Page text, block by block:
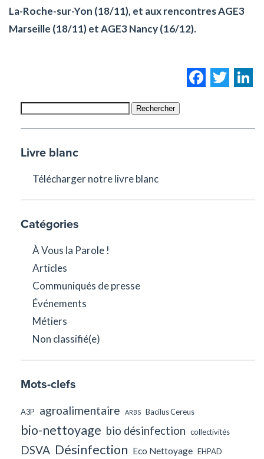
La-Roche-sur-Yon (18/11), et aux rencontres AGE3
Marseille (18/11) et AGE3 Nancy (16/12).
Rechercher
Livre blanc
Télécharger notre livre blanc
Catégories
À Vous la Parole !
Articles
Communiqués de presse
Événements
Métiers
Non classifié(e)
Mots-clefs
A3P agroalimentaire ARBS Bacilus Cereus
bio-nettoyage bio désinfection collectivités
DSVA Désinfection Eco Nettoyage EHPAD